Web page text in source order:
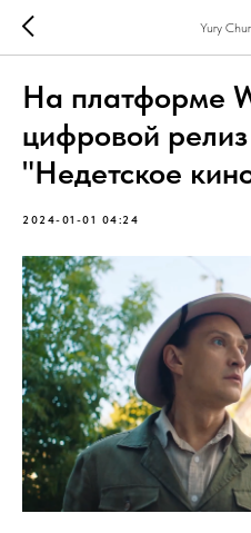
Yury
На платформе
цифровой
"Недетское
2024-01-01 04:24